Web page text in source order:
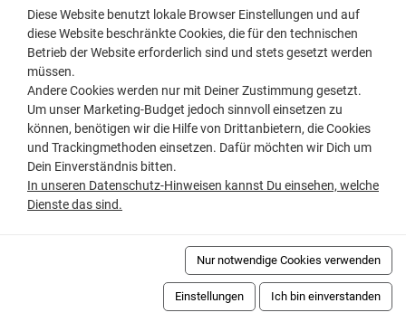
Landhaus Schlossblick Ferienwohnung Bungalow
Ferienwohnungen in Füssen
Ferienwohnung
2 40m 2
Details
4.9/5 -22Bewertungen
ZULETZT ANGESEHEN
Diese Website benutzt lokale Browser Einstellungen und auf
diese Website beschränkte Cookies, die für den technischen
Betrieb der Website erforderlich sind und stets gesetzt werden
müssen.
Andere Cookies werden nur mit Deiner Zustimmung gesetzt.
Um unser Marketing-Budget jedoch sinnvoll einsetzen zu
können, benötigen wir die Hilfe von Drittanbietern, die Cookies
und Trackingmethoden einsetzen. Dafür möchten wir Dich um
Dein Einverständnis bitten.
In unseren Datenschutz-Hinweisen kannst Du einsehen, welche
Dienste das sind.
Nur notwendige Cookies verwenden
Einstellungen Ich bin einverstanden